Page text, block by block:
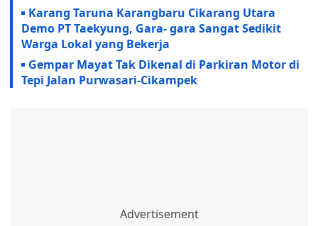
Karang Taruna Karangbaru Cikarang Utara
Demo PT Taekyung, Gara- gara Sangat Sedikit
Warga Lokal yang Bekerja
Gempar Mayat Tak Dikenal di Parkiran Motor di
Tepi Jalan Purwasari-Cikampek